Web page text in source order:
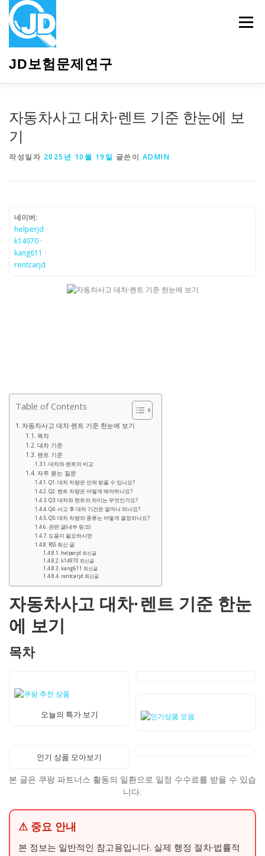
JD보험문제연구
메뉴
자동차사고 대차·렌트 기준 한눈에 보
기
작성일자 2025년 10월 19일 글쓴이 ADMIN
네이버:
helperjd ·
k14970 ·
kang611 ·
rentcarjd
Table of Contents
자동차사고 대차·렌트 기준 한눈에 보기
목차
대차 기준
렌트 기준
대차와 렌트의 비교
자주 묻는 질문
Q1: 대차 차량은 언제 받을 수 있나요?
Q2: 렌트 차량은 어떻게 예약하나요?
Q3: 대차와 렌트의 차이는 무엇인가요?
Q4: 사고 후 대차 기간은 얼마나 되나요?
Q5: 대차 차량의 종류는 어떻게 결정되나요?
관련 글(내부 링크)
도움이 필요하시면
RSS 최신 글
helperjd 최신글
k14970 최신글
kang611 최신글
rentcarjd 최신글
자동차사고 대차·렌트 기준 한눈
에 보기
목차
오늘의 특가 보기
인기 상품 모아보기
본 글은 쿠팡 파트너스 활동의 일환으로 일정 수수료를 받을 수 있습
니다.
⚠ 중요 안내
본 정보는 일반적인 참고용입니다. 실제 행정 절차·법률적